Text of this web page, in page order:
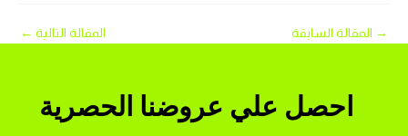
→ المقالة السابقة المقالة التالية ←
احصل علي عروضنا الحصرية